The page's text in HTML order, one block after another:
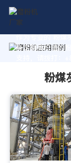
作为专业的 粉煤
身定制高价值的
粉煤